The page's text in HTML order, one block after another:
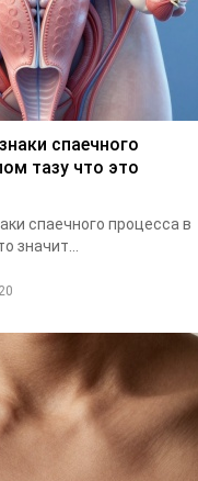
спаечного
тазу что это
спаечного процесса в
значит...